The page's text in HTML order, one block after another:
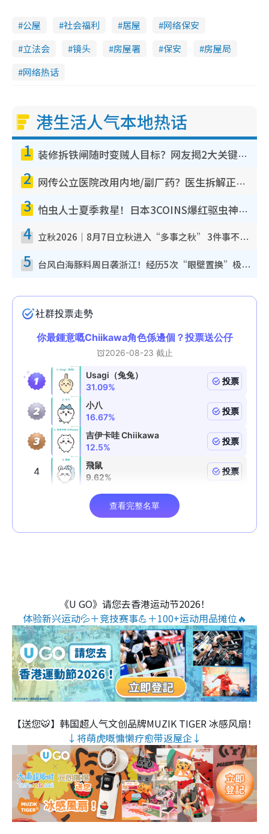
公屋 社会福利 居屋
网络保安
立法会
镜头 房屋署 保安
房屋局
网络热话
港生活人气本地热话
1 装修拆铁闸随时变贼人目标？网友揭2大关键用途：装新款等于白装？附新旧铁闸分别
2 网传公立医院改用内地/副厂药？医生拆解正副厂分别，揭4类人换药随时出事
3 怕虫人士夏季救星！日本3COINS爆红驱虫神器$45起 1招“全程免触碰”轻松搞定小强
4 立秋2026｜8月7日立秋进入“多事之秋” 3件事不可做！专家教6招开运 清杂物／钱包纳气接好运
5 台风白海豚料周日袭浙江！经历5次“眼壁置换”极罕见 成登陆内地最长途台风
《U GO》请您去香港运动节2026！
体验新兴运动💦＋竞技赛事💪＋100+运动用品摊位🔥
【送您🐯】韩国超人气文创品牌MUZIK TIGER 冰感风扇！
↓将萌虎嘅慵懒疗愈带返屋企↓